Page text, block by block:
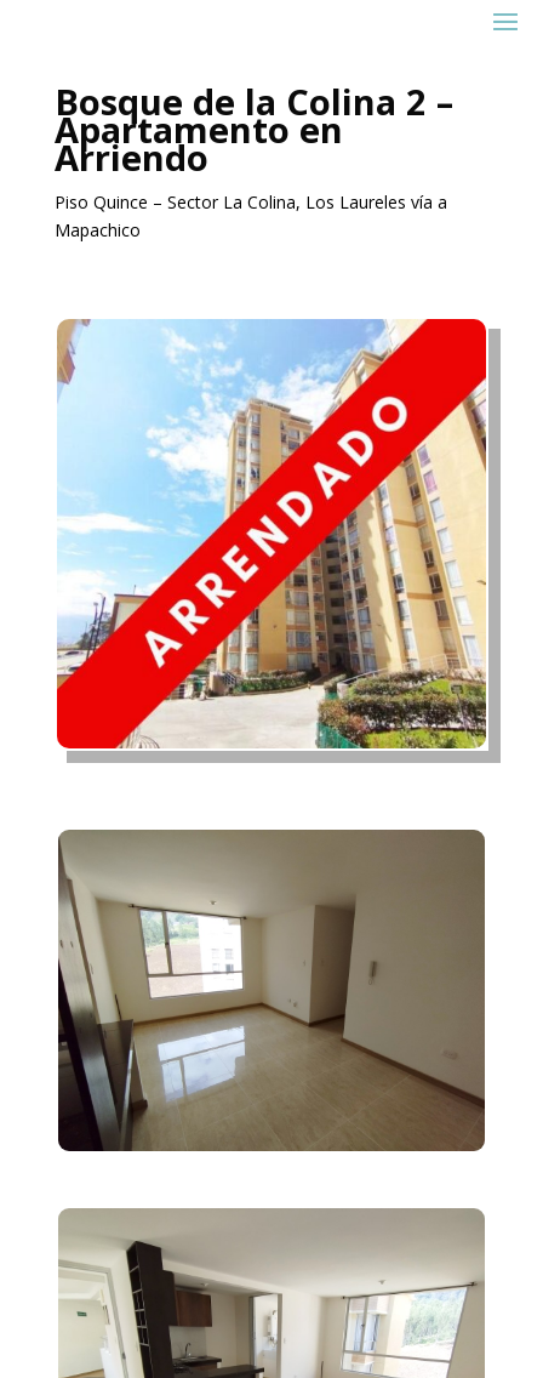
Bosque de la Colina 2 –
Apartamento en
Arriendo
Piso Quince – Sector La Colina, Los Laureles vía a
Mapachico